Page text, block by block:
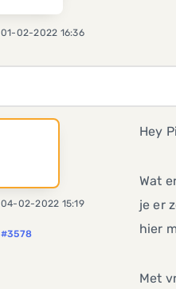
01-02-2022 16:36
04-02-2022 15:19
#3578
Hey
Wat
je er
hier
Met